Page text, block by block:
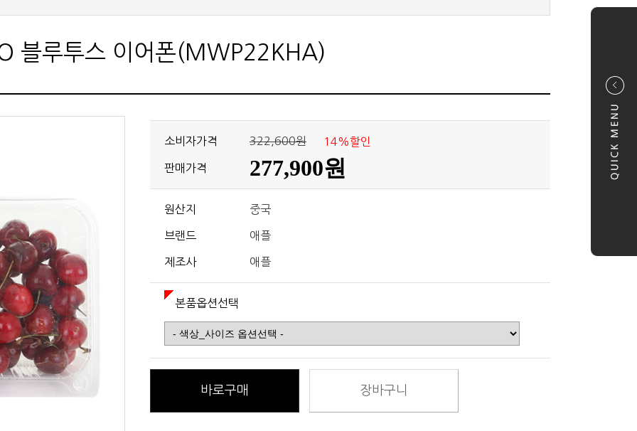
블루투스 이어폰(MWP22KHA)
소비자가격 322,600원 14%할인
판매가격 277,900원
원산지 중국
브랜드 애플
제조사 애플
본품옵션선택
바로구매 장바구니